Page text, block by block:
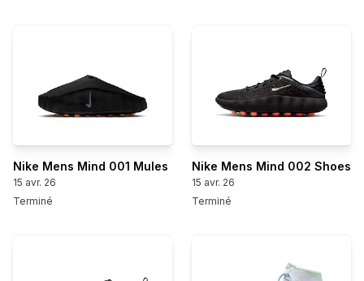
Nike Mens Mind 001 Mules
15 avr. 26
Terminé
Nike Mens Mind 002 Shoes
15 avr. 26
Terminé